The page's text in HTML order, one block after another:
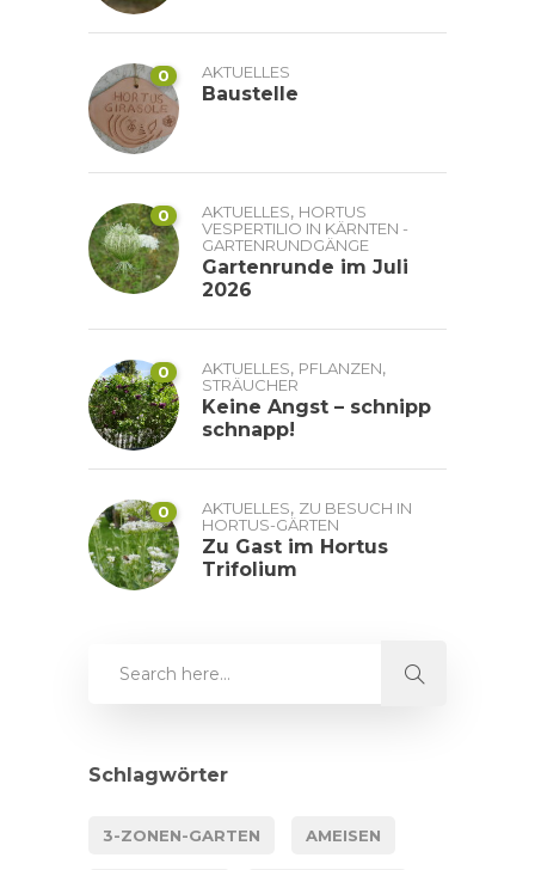
0 AKTUELLES
Baustelle
0 AKTUELLES, HORTUS
VESPERTILIO IN KÄRNTEN -
GARTENRUNDGÄNGE
Gartenrunde im Juli
2026
0 AKTUELLES, PFLANZEN,
STRÄUCHER
Keine Angst – schnipp
schnapp!
0 AKTUELLES, ZU BESUCH IN
HORTUS-GÄRTEN
Zu Gast im Hortus
Trifolium
Schlagwörter
3-ZONEN-GARTEN AMEISEN